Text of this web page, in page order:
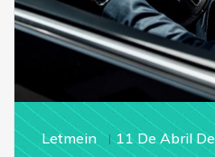
Letmein 11 De Abril